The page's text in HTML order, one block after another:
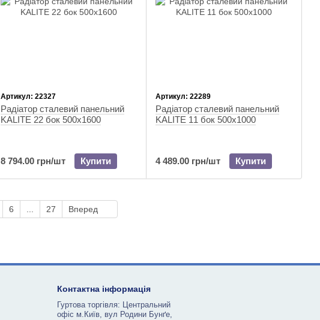
Артикул: 22327
Радіатор сталевий панельний
KALITE 22 бок 500х1600
8 794.00 грн/шт Купити
Артикул: 22289
Радіатор сталевий панельний
KALITE 11 бок 500х1000
4 489.00 грн/шт Купити
6 27 Вперед
Контактна інформація
Гуртова торгівля: Центральний
офіс м.Київ, вул Родини Бунґе,